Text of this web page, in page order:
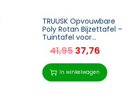
TRUUSK Opvouwbare
Poly Rotan Bijzettafel –
Tuintafel voor
Tuinmeubelen –
Salontafel van Metaal
– Bruin – 40 x 40 x 40
cm
41,95 37,76
In winkelwagen